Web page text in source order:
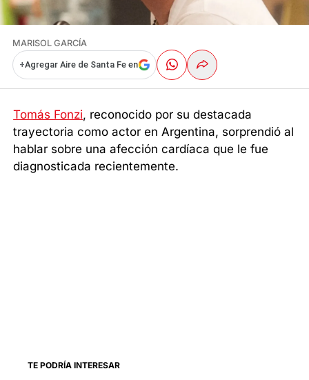
MARISOL GARCÍA
+Agregar Aire de Santa Fe en
Tomás Fonzi, reconocido por su destacada
trayectoria como actor en Argentina, sorprendió al
hablar sobre una afección cardíaca que le fue
diagnosticada recientemente.
TE PODRÍA INTERESAR